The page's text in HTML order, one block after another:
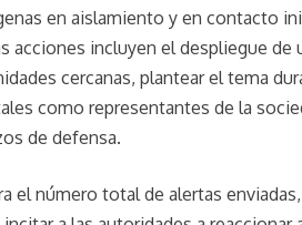
en aislamiento y en contacto
acciones incluyen el despliegue de
cercanas, plantear el tema
como representantes de la
de defensa.
el número total de alertas